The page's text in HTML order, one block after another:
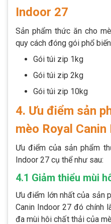
Indoor 27
Sản phẩm thức ăn cho
quy cách đóng gói phổ
Gói túi zip 1kg
Gói túi zip 2kg
Gói túi zip 10kg
4. Ưu điểm sản
mèo Royal
Ưu điểm của sản phẩm
Indoor 27 cụ thể như sau:
4.1 Giảm thiểu mùi
Ưu điểm lớn nhất của sản
Canin Indoor 27 đó chính
đa mùi hôi chất thải của